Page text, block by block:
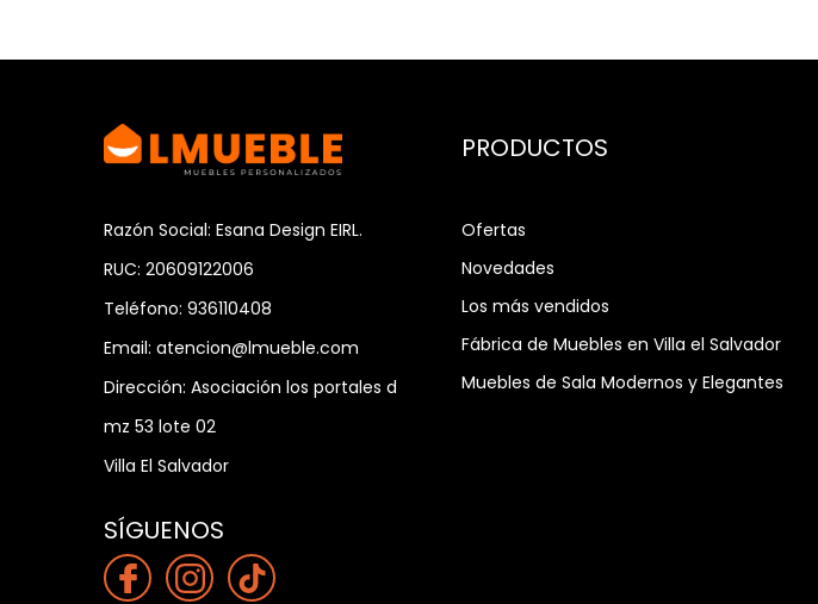
Razón Social: Esana Design EIRL.
RUC: 20609122006
Teléfono: 936110408
Email: atencion@lmueble.com
Dirección: Asociación los portales d
mz 53 lote 02
Villa El Salvador
SÍGUENOS
PRODUCTOS
Ofertas
Novedades
Los más vendidos
Fábrica de Muebles en Villa el Salvador
Muebles de Sala Modernos y Elegantes